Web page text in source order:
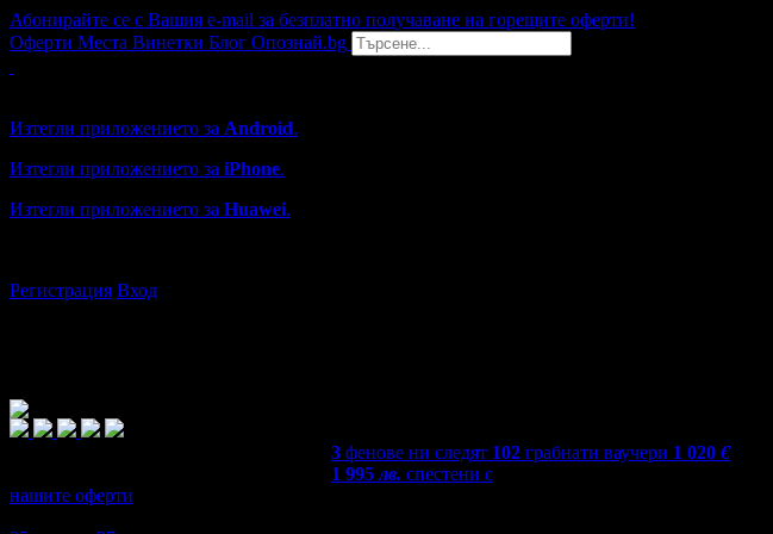
Абонирайте се с Вашия e-mail за безплатно получаване на горещите оферти!
Оферти Места Винетки Блог Опознай.bg
Изтегли приложението за Android.
Изтегли приложението за iPhone.
Изтегли приложението за Huawei.
Регистрация Вход
3 фенове ни следят 102 грабнати ваучери 1 020 €
1 995лв. спестени с
нашите оферти